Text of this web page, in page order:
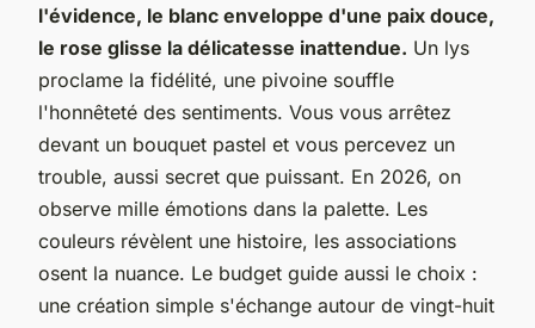
l'évidence, le blanc enveloppe d'une paix douce,
le rose glisse la délicatesse inattendue. Un lys
proclame la fidélité, une pivoine souffle
l'honnêteté des sentiments. Vous vous arrêtez
devant un bouquet pastel et vous percevez un
trouble, aussi secret que puissant. En 2026, on
observe mille émotions dans la palette. Les
couleurs révèlent une histoire, les associations
osent la nuance. Le budget guide aussi le choix :
une création simple s'échange autour de vingt-huit